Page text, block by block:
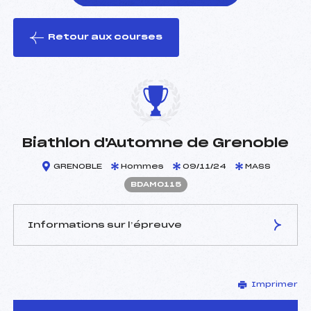
le ski
Retour aux courses
Biathlon d'Automne de Grenoble
GRENOBLE Hommes 09/11/24 MASS
BDAM0115
Informations sur l’épreuve
QUARTELLI CYRIL (DA)
D.T Adjoint :
–
Imprimer